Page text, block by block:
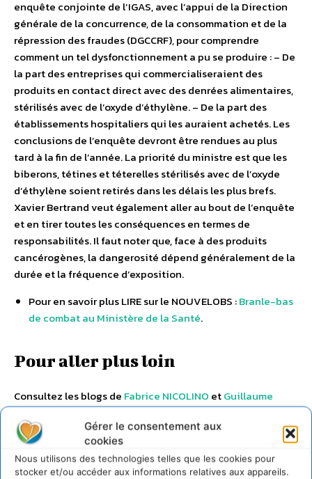
Gérer le consentement aux
cookies
Nous utilisons des technologies telles que les cookies pour
stocker et/ou accéder aux informations relatives aux appareils.
enquête conjointe de l’IGAS, avec l’appui de la Direction
générale de la concurrence, de la consommation et de la
répression des fraudes (DGCCRF), pour comprendre
comment un tel dysfonctionnement a pu se produire : – De
la part des entreprises qui commercialiseraient des
produits en contact direct avec des denrées alimentaires,
stérilisés avec de l’oxyde d’éthylène. – De la part des
établissements hospitaliers qui les auraient achetés. Les
conclusions de l’enquête devront être rendues au plus
tard à la fin de l’année. La priorité du ministre est que les
biberons, tétines et téterelles stérilisés avec de l’oxyde
d’éthylène soient retirés dans les délais les plus brefs.
Xavier Bertrand veut également aller au bout de l’enquête
et en tirer toutes les conséquences en termes de
responsabilités. Il faut noter que, face à des produits
cancérogènes, la dangerosité dépend généralement de la
durée et la fréquence d’exposition.
Pour en savoir plus LIRE sur le NOUVELOBS :Branle-bas
de combat au Ministère de la Santé.
Pour aller plus loin
Consultez les blogs de Fabrice NICOLINO etGuillaume
MALAURIE.